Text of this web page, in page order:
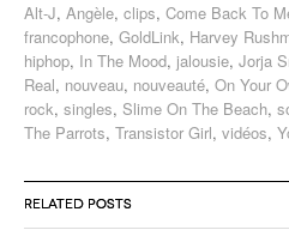
Alt-J, Angèle, clips, Come Back To
francophone, GoldLink, Harvey
hiphop, In The Mood, jalousie, Jorja
Real, nouveau, nouveauté, On Your
rock, singles, Slime On The Beach,
The Parrots, Transistor Girl, vidéos,
RELATED POSTS